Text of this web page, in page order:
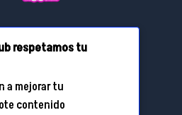
Yuncos (Toledo)
respetamos tu
a mejorar tu
contenido